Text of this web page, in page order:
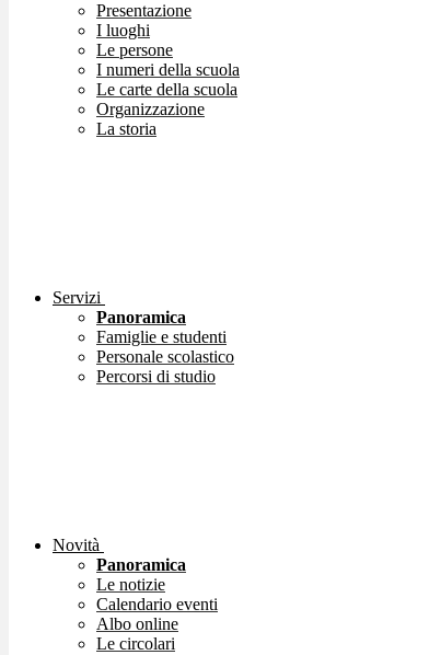
Presentazione
I luoghi
Le persone
I numeri della scuola
Le carte della scuola
Organizzazione
La storia
Servizi
Panoramica
Famiglie e studenti
Personale scolastico
Percorsi di studio
Novità
Panoramica
Le notizie
Calendario eventi
Albo online
Le circolari